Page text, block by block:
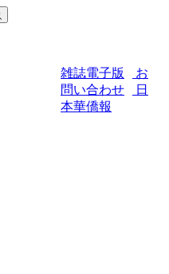
雑誌電子版
お
問い合わせ
日
本華僑報